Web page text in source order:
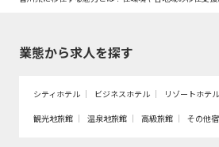
業態から求人を探す
シティホテル ビジネスホテル リゾートホテル
観光地旅館 温泉地旅館 高級旅館 その他